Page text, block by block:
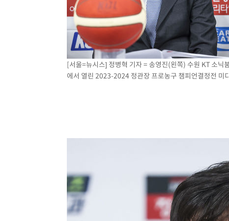
[서울=뉴시스] 정병혁 기자 = 송영진(왼쪽) 수원 KT 소닉
에서 열린 2023-2024 정관장 프로농구 챔피언결정전